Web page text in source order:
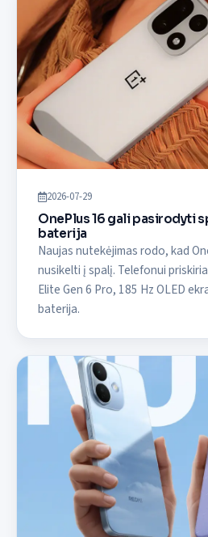
2026-07-29
OnePlus 16 gali pasirodyti
baterija
Naujas nutekėjimas rodo, kad
nusikelti į spalį. Telefonui
Elite Gen 6 Pro, 185 Hz OLED
baterija.